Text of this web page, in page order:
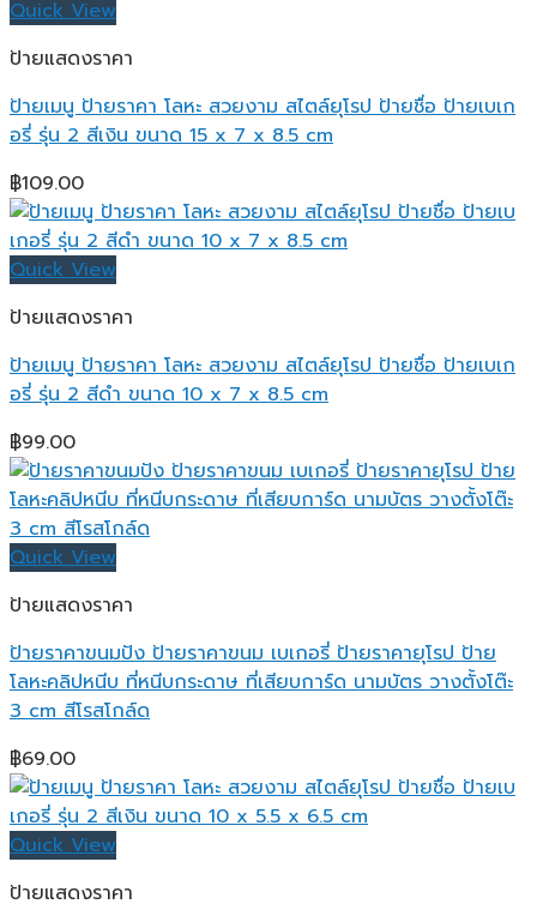
Quick View
ป้ายแสดงราคา
ป้ายเมนู ป้ายราคา โลหะ สวยงาม สไตล์ยุโรป ป้ายชื่อ ป้ายเบเก
อรี่ รุ่น 2 สีเงิน ขนาด 15 x 7 x 8.5 cm
฿109.00
Quick View
ป้ายแสดงราคา
ป้ายเมนู ป้ายราคา โลหะ สวยงาม สไตล์ยุโรป ป้ายชื่อ ป้ายเบเก
อรี่ รุ่น 2 สีดำ ขนาด 10 x 7 x 8.5 cm
฿99.00
Quick View
ป้ายแสดงราคา
ป้ายราคาขนมปัง ป้ายราคาขนม เบเกอรี่ ป้ายราคายุโรป ป้าย
โลหะคลิปหนีบ ที่หนีบกระดาษ ที่เสียบการ์ด นามบัตร วางตั้งโต๊ะ
3 cm สีโรสโกล์ด
฿69.00
Quick View
ป้ายแสดงราคา